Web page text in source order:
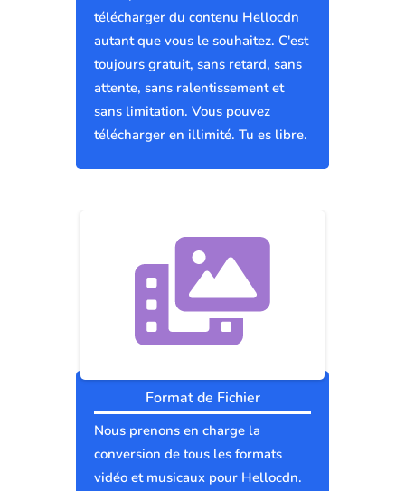
télécharger du contenu Hellocdn
autant que vous le souhaitez. C'est
toujours gratuit, sans retard, sans
attente, sans ralentissement et
sans limitation. Vous pouvez
télécharger en illimité. Tu es libre.
Format de Fichier
Nous prenons en charge la
conversion de tous les formats
vidéo et musicaux pour Hellocdn.